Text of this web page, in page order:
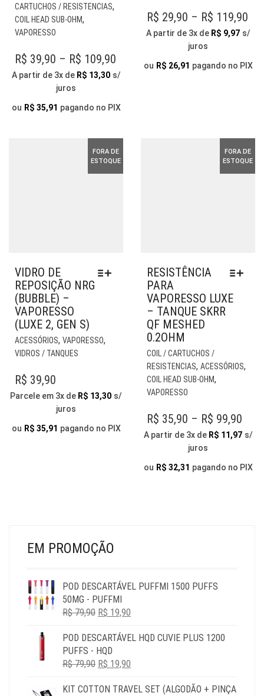
CARTUCHOS / RESISTENCIAS,
COIL HEAD SUB-OHM,
VAPORESSO
OPÇÕES
PODEM
ESCOLHIDAS
PRODUTO
R$ 39,90 – R$ 109,90
RANGE:
THROUGH
A partir de 3x de R$ 13,30 s/
juros
ou R$ 35,91 pagando no PIX
R$ 29,90 – R$ 119,90
A partir de 3x de R$ 9,97 s/
juros
ou R$ 26,91 pagando no PIX
FORA DE
ESTOQUE
VIDRO DE
REPOSIÇÃO NRG
(BUBBLE) –
VAPORESSO
(LUXE 2, GEN S)
ACESSÓRIOS, VAPORESSO,
VIDROS / TANQUES
PRODUTO
VARIANTES.
AS
OPÇÕES
PODEM
R$ 39,90
Parcele em 3x de R$ 13,30 s/
juros
ou R$ 35,91 pagando no PIX
FORA DE
ESTOQUE
RESISTÊNCIA
PARA
VAPORESSO LUXE
– TANQUE SKRR
QF MESHED
0.2OHM
COIL / CARTUCHOS /
RESISTENCIAS, ACESSÓRIOS,
COIL HEAD SUB-OHM,
VAPORESSO
R$ 35,90 – R$ 99,90
A partir de 3x de R$ 11,97 s/
juros
ou R$ 32,31 pagando no PIX
EM PROMOÇÃO
POD DESCARTÁVEL PUFFMI 1500 PUFFS
50MG - PUFFMI
R$79,90 O
ORIGINAL
ERA:
R$ 79,90.
R$ 19,90
ATUAL
POD DESCARTÁVEL HQD CUVIE PLUS 1200
PUFFS - HQD
R$79,90 O
ORIGINAL
R$ 19,90
ATUAL
KIT COTTON TRAVEL SET (ALGODÃO + PINÇA